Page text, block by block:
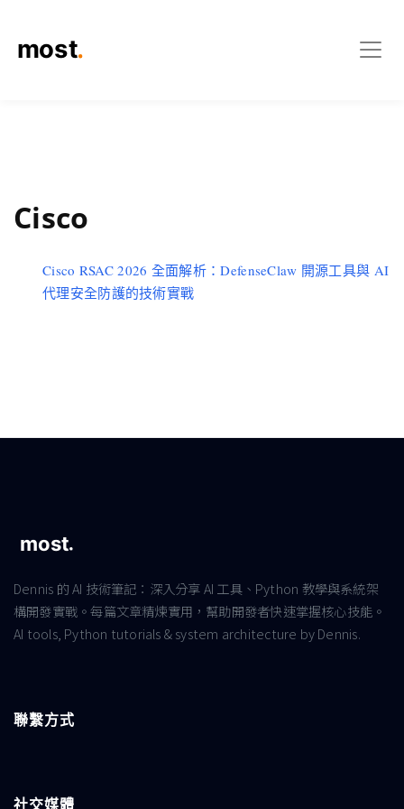
Cisco
Cisco RSAC 2026 全面解析：DefenseClaw 開源工具與 AI
代理安全防護的技術實戰
Dennis 的 AI 技術筆記：深入分享 AI 工具、Python 教學與系統架
構開發實戰。每篇文章精煉實用，幫助開發者快速掌握核心技能。
AI tools, Python tutorials & system architecture by Dennis.
聯繫方式
社交媒體